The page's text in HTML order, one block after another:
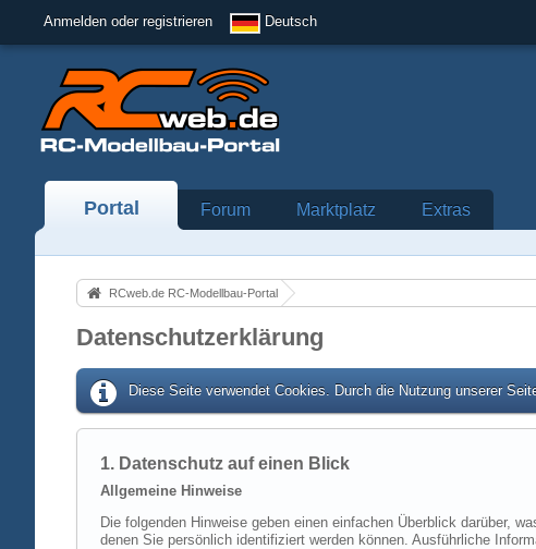
Anmelden oder registrieren Deutsch
Portal Forum Marktplatz Extras
RCweb.de RC-Modellbau-Portal
Datenschutzerklärung
Diese Seite verwendet Cookies. Durch die Nutzung unserer
1. Datenschutz auf einen Blick
Allgemeine Hinweise
Die folgenden Hinweise geben einen einfachen Überblick darüber,
denen Sie persönlich identifiziert werden können. Ausführliche